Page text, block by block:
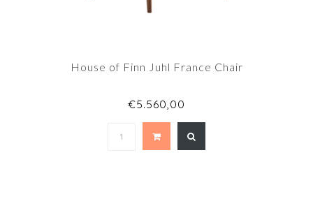
House of Finn Juhl France Chair
€5.560,00